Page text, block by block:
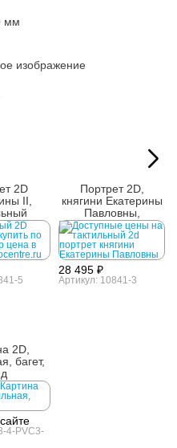
мм
изображение
2D
II,
5
Портрет 2D,
княгини Екатерины
Павловны,
тактильный
28 495 ₽
Артикул: 10841-3
2D,
багет,
4-PVC3-